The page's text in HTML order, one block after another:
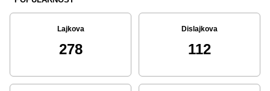
Lajkova
278
Dislajkova
112